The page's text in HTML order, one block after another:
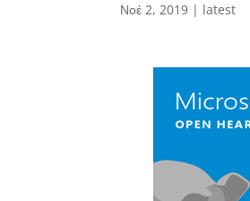
Νοέ 2, 2019 | latest